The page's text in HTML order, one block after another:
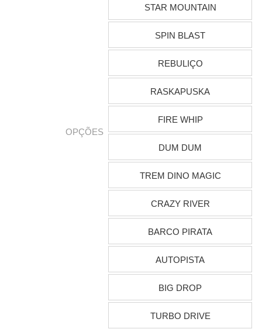
OPÇÕES
STAR MOUNTAIN
SPIN BLAST
REBULIÇO
RASKAPUSKA
FIRE WHIP
DUM DUM
TREM DINO MAGIC
CRAZY RIVER
BARCO PIRATA
AUTOPISTA
BIG DROP
TURBO DRIVE